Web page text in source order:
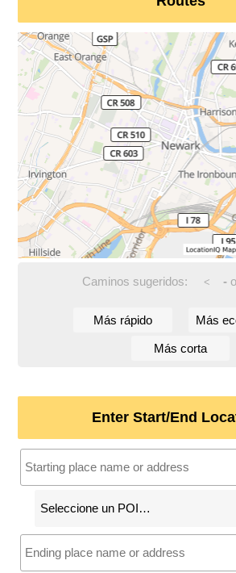
Caminos sugeridos: < -
Más rápido Más
Más corta
Enter Start/End